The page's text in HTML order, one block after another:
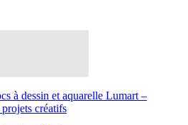
à dessin et aquarelle Lumart –
créatifs